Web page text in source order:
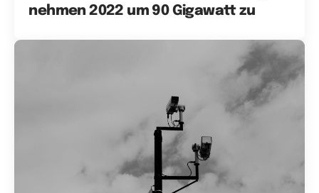
nehmen 2022 um 90 Gigawatt zu